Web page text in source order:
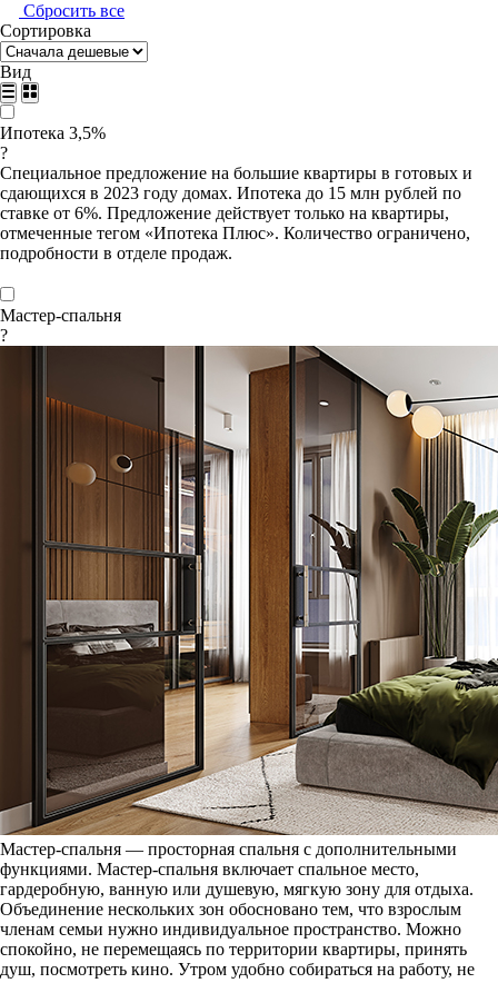
Сбросить все
Сортировка
Вид
Ипотека 3,5%
?
Специальное предложение на большие квартиры в готовых и
сдающихся в 2023 году домах. Ипотека до 15 млн рублей по
ставке от 6%. Предложение действует только на квартиры,
отмеченные тегом «Ипотека Плюс». Количество ограничено,
подробности в отделе продаж.
Мастер-спальня
?
Мастер-спальня — просторная спальня с дополнительными
функциями. Мастер-спальня включает спальное место,
гардеробную, ванную или душевую, мягкую зону для отдыха.
Объединение нескольких зон обосновано тем, что взрослым
членам семьи нужно индивидуальное пространство. Можно
спокойно, не перемещаясь по территории квартиры, принять
душ, посмотреть кино. Утром удобно собираться на работу, не